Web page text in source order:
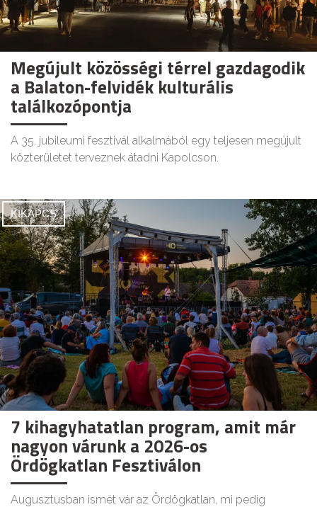
Megújult közösségi térrel gazdagodik
a Balaton-felvidék kulturális
találkozópontja
A 35. jubileumi fesztivál alkalmából egy teljesen megújult
közterületet terveznek átadni Kapolcson.
KIKAPCS
7 kihagyhatatlan program, amit már
nagyon várunk a 2026-os
Ördögkatlan Fesztiválon
Augusztusban ismét vár az Ördögkatlan, mi pedig